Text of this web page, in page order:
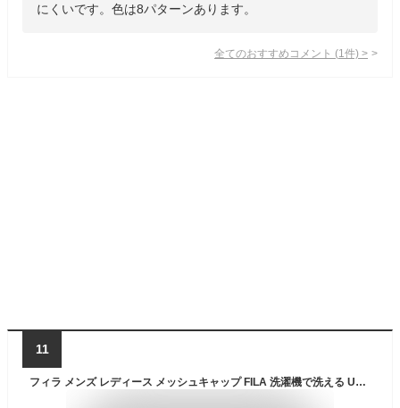
にくいです。色は8パターンあります。
全てのおすすめコメント (1 件) >
11
フィラ メンズ レディース メッシュキャップ FILA 洗濯機で洗える UV ブラック 黒 紳士 婦人 男女兼用 帽子 春夏 242013002【あす楽対応 希望者オマケ付】